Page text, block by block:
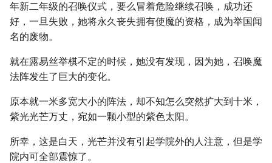
年新二年级的召唤仪式，要么冒着危险继续召唤，成功还
好，一旦失败，她将永久丧失拥有使魔的资格，成为举国闻
名的废物。
就在露易丝举棋不定的时候，她没有发现，因为她，召唤魔
法阵发生了巨大的变化。
原本就一米多宽大小的阵法，却不知怎么突然扩大到十米，
紫光光芒万丈，宛如一颗小型的紫色太阳。
所幸，这是白天，光芒并没有引起学院外的人注意，但是学
院内可全部震惊了。